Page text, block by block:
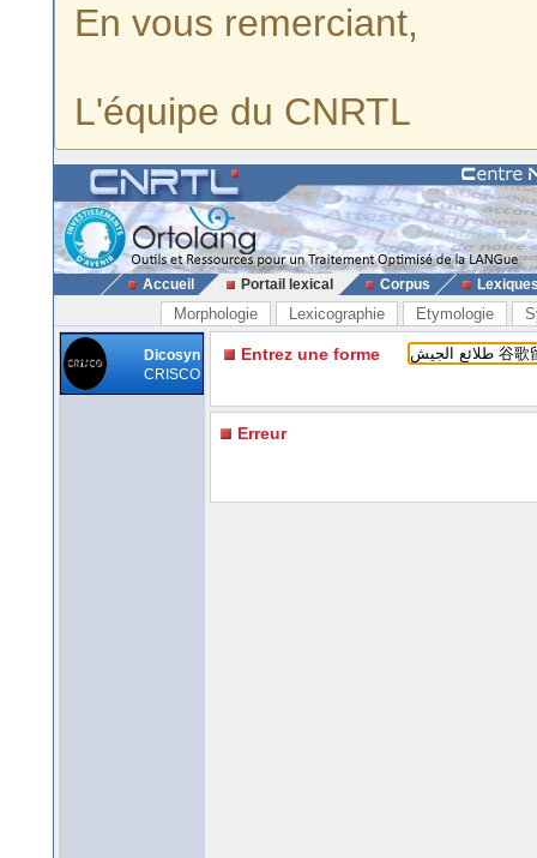
En vous remerciant,
L'équipe du CNRTL
Accueil Portail lexical Corpus
Morphologie Lexicographie Etymologie
Dicosyn
CRISCO
Entrez une forme
Erreur